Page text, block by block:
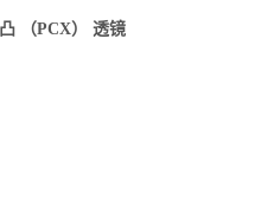
（PCX） 透镜